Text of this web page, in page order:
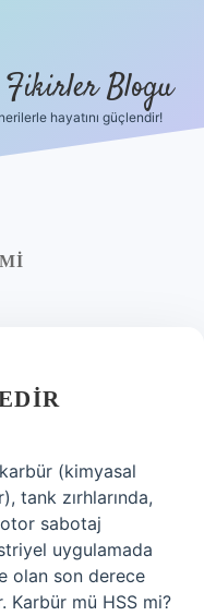
Fikirler Blogu
hayatını güçlendir!
(kimyasal
tank zırhlarında,
sabotaj
uygulamada
olan son derece
mü HSS mi?